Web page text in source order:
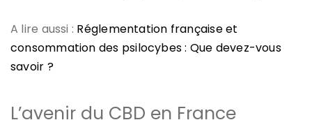
A lire aussi : Réglementation française et
consommation des psilocybes : Que devez-vous
savoir ?
L’avenir du CBD en France